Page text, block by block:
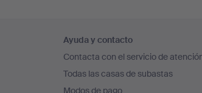
en
el
pie
Ayuda y contacto
Contacta con el servicio de
Todas las casas de subastas
Modos de pago